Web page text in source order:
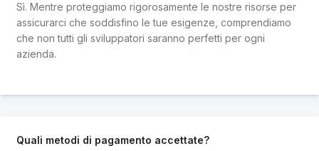
Sì. Mentre proteggiamo rigorosamente le nostre risorse per
assicurarci che soddisfino le tue esigenze, comprendiamo
che non tutti gli sviluppatori saranno perfetti per ogni
azienda.
Quali metodi di pagamento accettate?